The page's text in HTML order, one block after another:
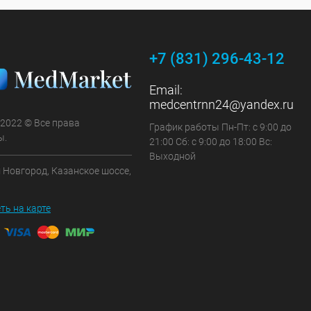
© Все права
Казанское шоссе,
на карте
+7 (831) 296-43-12
Email:
medcentrnn24@yandex.ru
График работы Пн-Пт: с 9:00 до
21:00 Сб: с 9:00 до 18:00 Вс:
Выходной